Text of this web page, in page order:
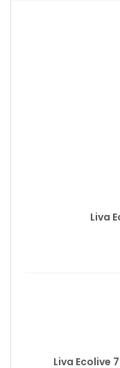
Liva
Liva Ecolive